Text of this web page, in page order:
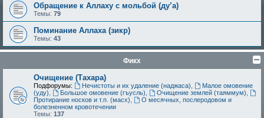
Обращение к Аллаху с мольбой (ду’а)
Темы: 79
Поминание Аллаха (зикр)
Темы: 43
Фикх
Очищение (Тахара)
Подфорумы: Нечистоты и их удаление (наджаса)
Малое омовение
(уду)
Большое омовение (гъусль) Очищение землей (таяммум)
Протирание носков и т.п. (масх)
О месячных, послеродовом и
болезненном кровотечении
Темы: 137